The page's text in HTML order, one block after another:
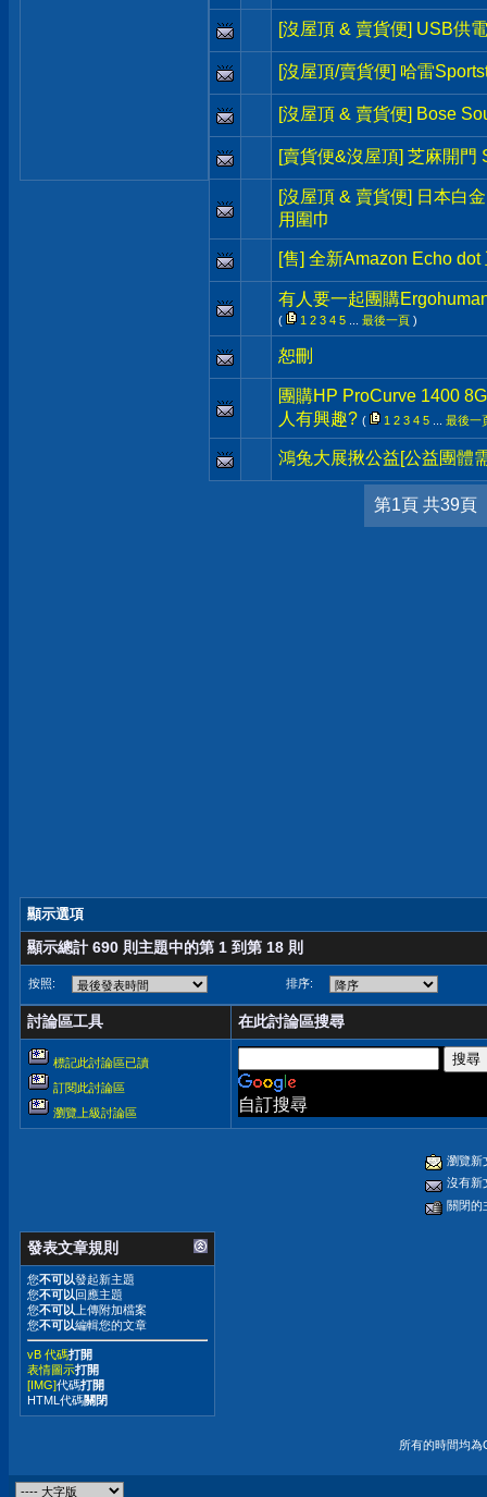
[沒屋頂 & 賣貨便] USB供
[沒屋頂/賣貨便] 哈雷
[沒屋頂 & 賣貨便] Bose
[賣貨便&沒屋頂] 芝麻開門
[沒屋頂 & 賣貨便] 日本白
用圍巾
[售] 全新Amazon Echo
有人要一起團購
( 1 2 3 4 5 最後一頁 )
恕刪
團購HP ProCurve 1400
人有興趣? ( 1 2 3 4 5 最後一
鴻兔大展揪公益[公益團體
第1頁 共39頁
顯示選項
顯示總計 690 則主題中的第 1 到第 18 則
按照: 排序:
討論區工具 在此討論區搜尋
標記此討論區已讀
訂閱此討論區
瀏覽上級討論區
自訂搜尋
瀏覽新
沒有新
關閉的
發表文章規則
您不可以發起新主題
您不可以回應主題
您不可以 上傳附加檔案
您不可以編輯您的文章
vB 代碼打開
表情圖示打開
[IMG]代碼打開
HTML代碼關閉
所有的時間均為